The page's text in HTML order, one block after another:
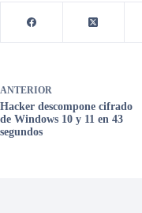
ANTERIOR
Hacker descompone cifrado
de Windows 10 y 11 en 43
segundos